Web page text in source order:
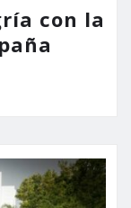
con la